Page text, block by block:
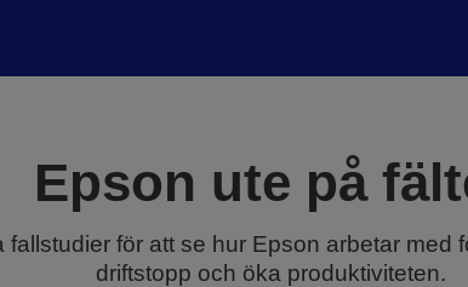
Epson ute på
fallstudier för att se hur Epson arbetar med
driftstopp och öka produktiviteten.